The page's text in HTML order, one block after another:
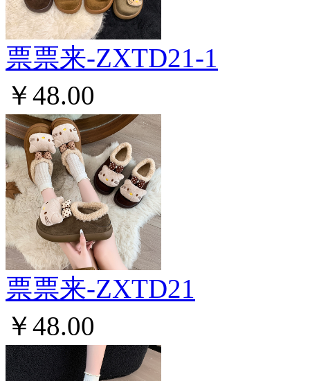
票票来-ZXTD21-1
￥48.00
票票来-ZXTD21
￥48.00